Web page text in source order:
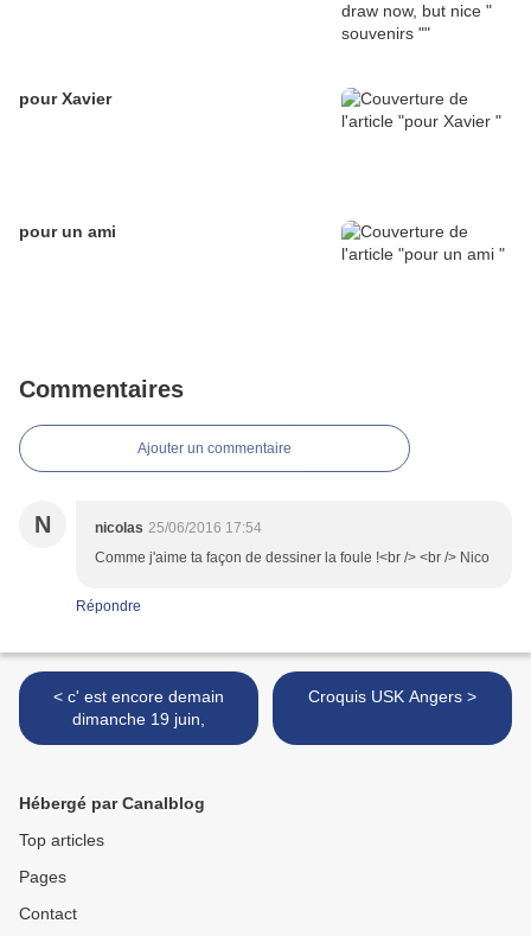
pour Xavier
pour un ami
Commentaires
Ajouter un commentaire
N nicolas 25/06/2016 17:54
Comme j'aime ta façon de dessiner la foule !<br /> <br /> Nico
Répondre
< c' est encore demain
dimanche 19 juin,
Croquis USK Angers >
Hébergé par Canalblog
Top articles
Pages
Contact